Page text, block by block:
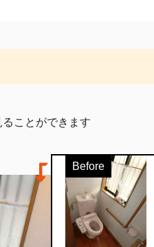
ことができます
Before